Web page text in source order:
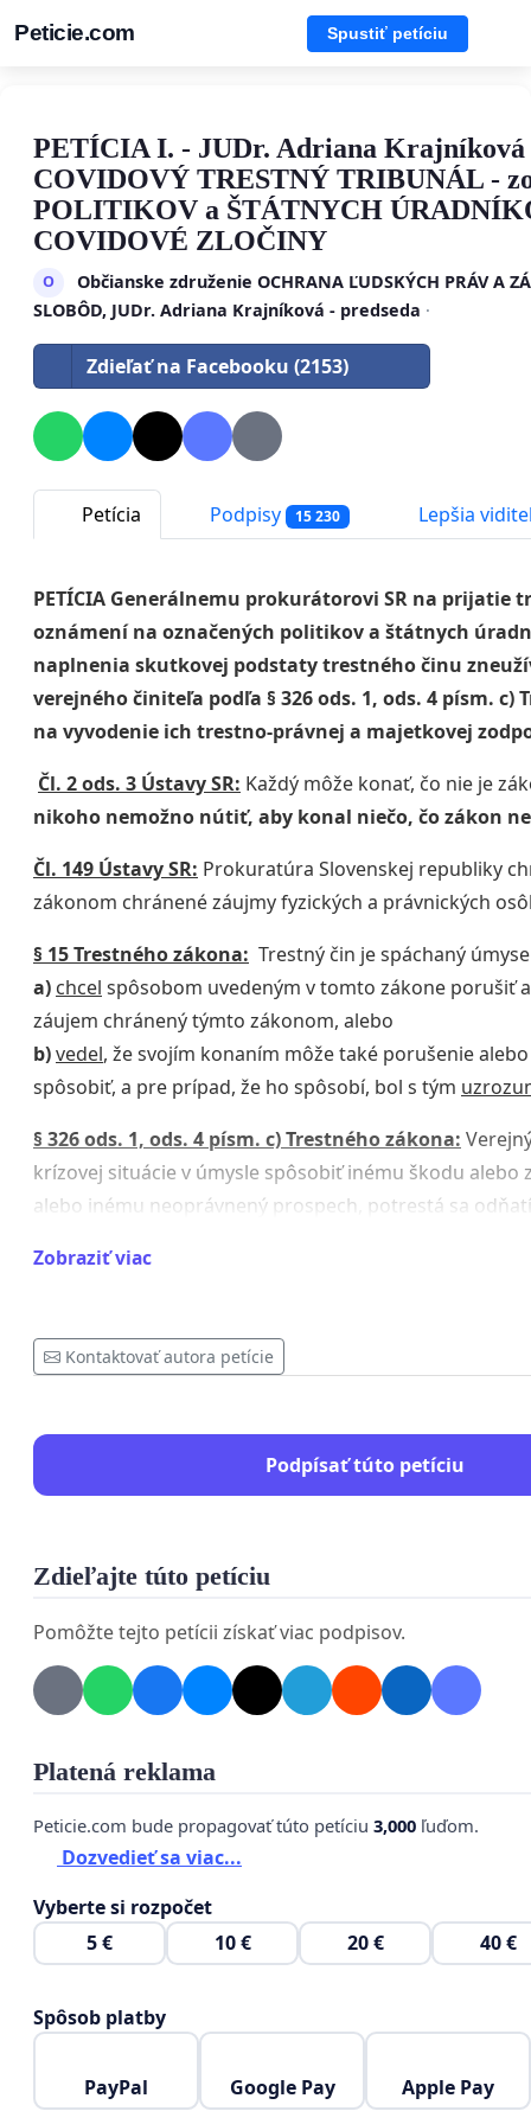
Peticie.com Spustiť petíciu
PETÍCIA I. - JUDr. Adriana Krajníková
COVIDOVÝ TRESTNÝ TRIBUNÁL -
POLITIKOV a ŠTÁTNYCH
COVIDOVÉ ZLOČINY
O
Občianske združenie OCHRANA ĽUDSKÝCH PRÁV A
SLOBÔD, JUDr. Adriana Krajníková - predseda ·
Zdieľať na Facebooku (2153)
Petícia Podpisy 15 230 Lepšia
PETÍCIA Generálnemu prokurátorovi SR na prijatie
oznámení na označených politikov a štátnych
naplnenia skutkovej podstaty trestného činu
verejného činiteľa podľa § 326 ods. 1, ods. 4 písm. c)
na vyvodenie ich trestno-právnej a majetkovej
Čl. 2 ods. 3 Ústavy SR: Každý môže konať, čo nie je
nikoho nemožno nútiť, aby konal niečo, čo zákon
Čl. 149 Ústavy SR: Prokuratúra Slovenskej republiky
zákonom chránené záujmy fyzických a právnických
§ 15 Trestného zákona: Trestný čin je spáchaný
a) chcel spôsobom uvedeným v tomto zákone porušiť
záujem chránený týmto zákonom, alebo
b)vedel, že svojím konaním môže také porušenie
spôsobiť, a pre prípad, že ho spôsobí, bol s tým
§ 326 ods. 1, ods. 4 písm. c) Trestného zákona:
krízovej situácie v úmysle spôsobiť inému škodu alebo
alebo inému neoprávnený prospech, potrestá sa
a)vykonáva svoju právomoc spôsobom odporujúcim
c)nesplní povinnosť vyplývajúcu z jeho právomoci
súdu,
Prezidentka Zuzana Čaputová, bývalý a súčasný
Matovič a Eduard Heger, členovia vlády - ministri
Mikulec, Mária Kolíková, Marek Krajči a ďalší,
Mikas, predseda Ústavného súdu Ivan Fiačan,
zneužívania právomoci verejného činiteľa.
Ústavy SR,priamo alebo nepriamoprinútiliobčanov
Zobraziť viac
Kontaktovať autora petície
Podpísať túto petíciu
Zdieľajte túto petíciu
Pomôžte tejto petícii získať viac podpisov.
Platená reklama
Peticie.com bude propagovať túto petíciu 3,000 ľuďom.
Dozvedieť sa viac...
Vyberte si rozpočet
5 €
10 € 20 € 40 €
Spôsob platby
PayPal Google Pay Apple Pay